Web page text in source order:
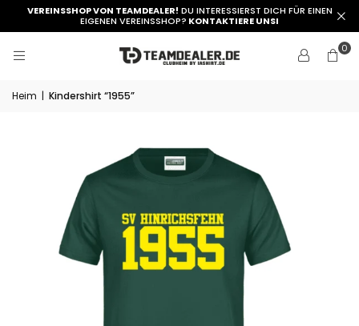
VEREINSSHOP VON TEAMDEALER! DU INTERESSIERST DICH FÜR EINEN
EIGENEN VEREINSSHOP? KONTAKTIERE UNSI
0
Heim | Kindershirt “1955”